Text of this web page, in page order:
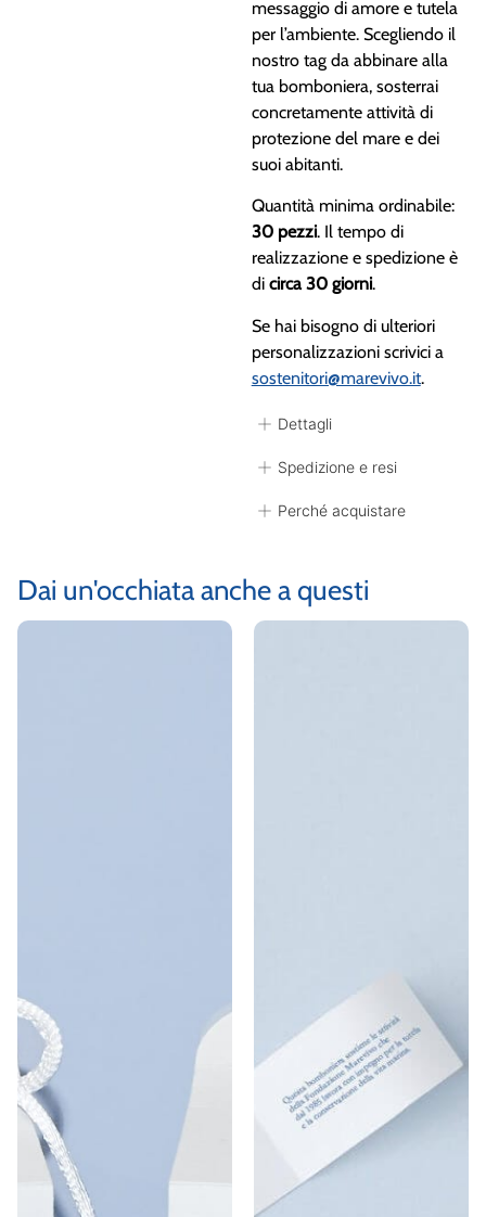
messaggio di amore e tutela
per l’ambiente. Scegliendo il
nostro tag da abbinare alla
tua bomboniera, sosterrai
concretamente attività di
protezione del mare e dei
suoi abitanti.
Quantità minima ordinabile:
30 pezzi. Il tempo di
realizzazione e spedizione è
di circa 30 giorni.
Se hai bisogno di ulteriori
personalizzazioni scrivici a
sostenitori@marevivo.it.
Dettagli
Spedizione e resi
Perché acquistare
Dai un'occhiata anche a questi